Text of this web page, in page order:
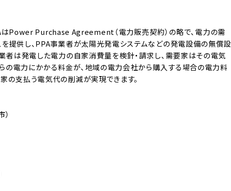
はPower Purchase Agreement（電力販売契約）の略で、電力の需
提供し、PPA事業者が太陽光発電システムなどの発電設備の無償設
者は発電した電力の自家消費量を検針・請求し、需要家はその電気
の電力にかかる料金が、地域の電力会社から購入する場合の電力料
の支払う電気代の削減が実現できます。